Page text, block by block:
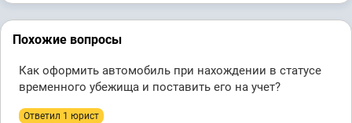
Похожие вопросы
Как оформить автомобиль при нахождении в статусе
временного убежища и поставить его на учет?
Ответил 1 юрист